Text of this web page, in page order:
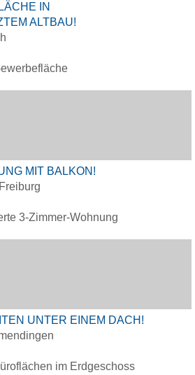
IN
ALTBAU!
MIT BALKON!
3-Zimmer-Wohnung
UNTER EINEM DACH!
im Erdgeschoss